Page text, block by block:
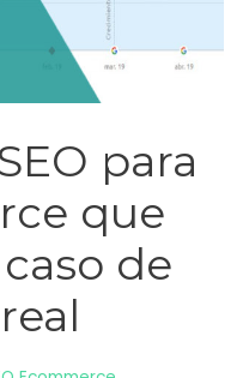
para
que
de